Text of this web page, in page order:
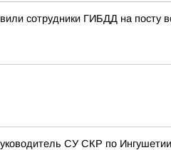
сотрудники ГИБДД на посту
СУ СКР по